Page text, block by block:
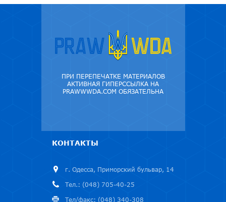
ПРИ ПЕРЕПЕЧАТКЕ МАТЕРИАЛОВ
АКТИВНАЯ ГИПЕРССЫЛКА НА
PRAWWWDA.COM ОБЯЗАТЕЛЬНА
КОНТАКТЫ
г. Одесса, Приморский бульвар, 14
Тел.: (048) 705-40-25
Тел/факс: (048) 340-308